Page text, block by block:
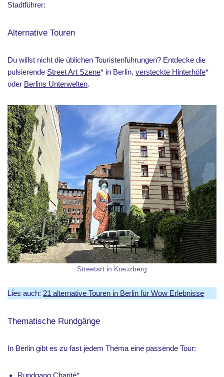
Stadtführer:
Alternative Touren
Du willst nicht die üblichen Touristenführungen? Entdecke die
pulsierende Street Art Szene* in Berlin, versteckte Hinterhöfe*
oder Berlins Unterwelten.
Streetart in Kreuzberg
Lies auch: 21 alternative Touren in Berlin für Wow Erlebnisse
Thematische Rundgänge
In Berlin gibt es zu fast jedem Thema eine passende Tour:
Rundgang Charité*